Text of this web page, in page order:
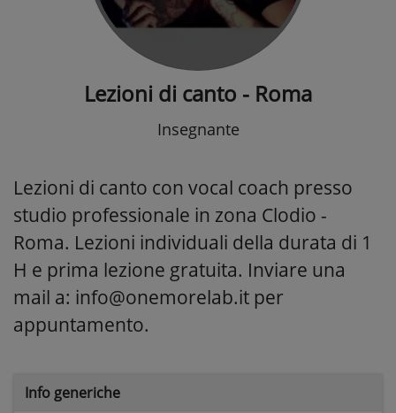
Lezioni di canto - Roma
Insegnante
Lezioni di canto con vocal coach presso
studio professionale in zona Clodio -
Roma. Lezioni individuali della durata di 1
H e prima lezione gratuita. Inviare una
mail a: info@onemorelab.it per
appuntamento.
Info generiche